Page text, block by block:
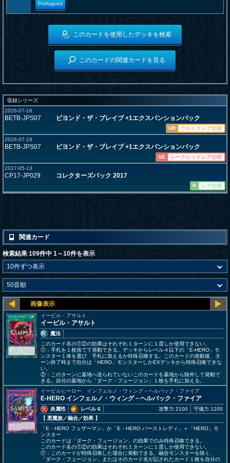
Portugues
このカードを使用したデッキを検索
このカードの関連カードを見る
収録シリーズ
2026-07-18
BETB-JPS07 ビヨンド・ザ・ブレイブ +1エクスパンションパック
UR
ウルトラレア仕様
2026-07-18
BETB-JPS07 ビヨンド・ザ・ブレイブ +1エクスパンションパック
SE
シークレットレア仕様
2017-05-13
CP17-JP029 コレクターズパック 2017
R レア仕様
関連カード
検索結果 109件中 1～10件を表示
イービル・アサルト
イービル・アサルト
魔法
このカード名の①②の効果はそれぞれ１ターンに１度しか使用できない。
①：手札を１枚捨てて発動できる。デッキからレベル４以下の「E-HERO」モ
ンスター１体を選び、手札に加えるか特殊召喚する。このカードの発動後、タ
ーン終了時まで自分は「HERO」モンスターしかEXデッキから特殊召喚できな
い。
②：このターンに墓地へ送られていないこのカードを墓地から除外して発動で
きる。自分の墓地から「ダーク・フュージョン」１枚を手札に加える。
イービルヒーロー インフェルノ・ウィング－ヘルバック・ファイア
E-HERO インフェルノ・ウィング－ヘルバック・ファイア
炎属性
レベル 6
【 悪魔族／融合／効果 】
攻撃力 2100 守備力 1200
「E・HERO フェザーマン」か「E・HERO バーストレディ」＋「HERO」モ
ンスター
このカードは「ダーク・フュージョン」の効果でのみ特殊召喚できる。
このカード名の①②の効果はそれぞれ１ターンに１度しか使用できない。
①：このカードが特殊召喚した場合に発動できる。融合モンスターを除く、
「ダーク・フュージョン」またはそのカード名が記されたカード１枚を自分の